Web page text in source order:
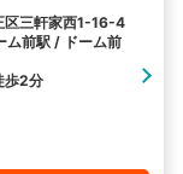
区三軒家西1-16-4
ム前駅 / ドーム前
歩2分